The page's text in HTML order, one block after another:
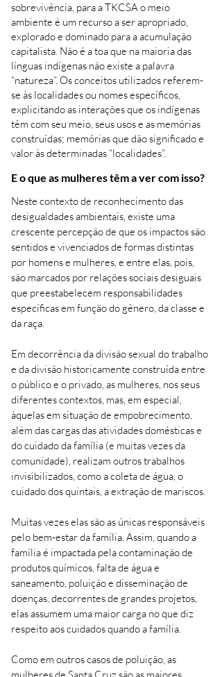
sobrevivência, para a TKCSA o meio
ambiente é um recurso a ser apropriado,
explorado e dominado para a acumulação
capitalista. Não é a toa que na maioria das
línguas indígenas não existe a palavra
“natureza”. Os conceitos utilizados referem-
se às localidades ou nomes específicos,
explicitando as interações que os indígenas
têm com seu meio, seus usos e as memórias
construídas; memórias que dão significado e
valor às determinadas “localidades”.
E o que as mulheres têm a ver com isso?
Neste contexto de reconhecimento das
desigualdades ambientais, existe uma
crescente percepção de que os impactos são
sentidos e vivenciados de formas distintas
por homens e mulheres, e entre elas, pois,
são marcados por relações sociais desiguais
que preestabelecem responsabilidades
específicas em função do gênero, da classe e
da raça.
Em decorrência da divisão sexual do trabalho
e da divisão historicamente construída entre
o público e o privado, as mulheres, nos seus
diferentes contextos, mas, em especial,
àquelas em situação de empobrecimento,
além das cargas das atividades domésticas e
do cuidado da família (e muitas vezes da
comunidade), realizam outros trabalhos
invisibilizados, como a coleta de água, o
cuidado dos quintais, a extração de mariscos.
Muitas vezes elas são as únicas responsáveis
pelo bem-estar da família. Assim, quando a
família é impactada pela contaminação de
produtos químicos, falta de água e
saneamento, poluição e disseminação de
doenças, decorrentes de grandes projetos,
elas assumem uma maior carga no que diz
respeito aos cuidados quando a família.
Como em outros casos de poluição, as